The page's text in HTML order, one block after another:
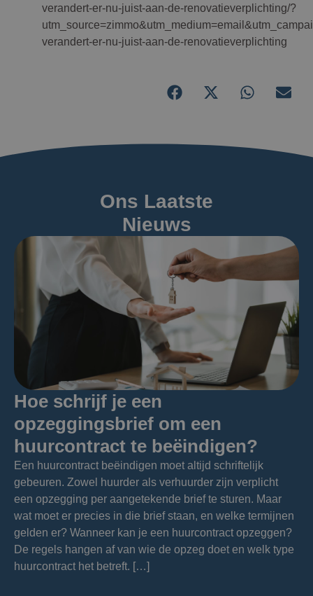
verandert-er-nu-juist-aan-de-renovatieverplichting/?
verandert-er-nu-juist-aan-de-renovatieverplichting
Ons Laatste
Nieuws
Hoe schrijf je een
opzeggingsbrief om een
huurcontract te beëindigen?
Een huurcontract beëindigen moet altijd schriftelijk
gebeuren. Zowel huurder als verhuurder zijn verplicht
een opzegging per aangetekende brief te sturen. Maar
wat moet er precies in die brief staan, en welke termijnen
gelden er? Wanneer kan je een huurcontract opzeggen?
De regels hangen af van wie de opzeg doet en welk type
huurcontract het betreft. […]